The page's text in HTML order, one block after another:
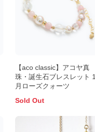
【aco classic】アコヤ真
珠・誕生石ブレスレット
月ローズクォーツ
Sold Out